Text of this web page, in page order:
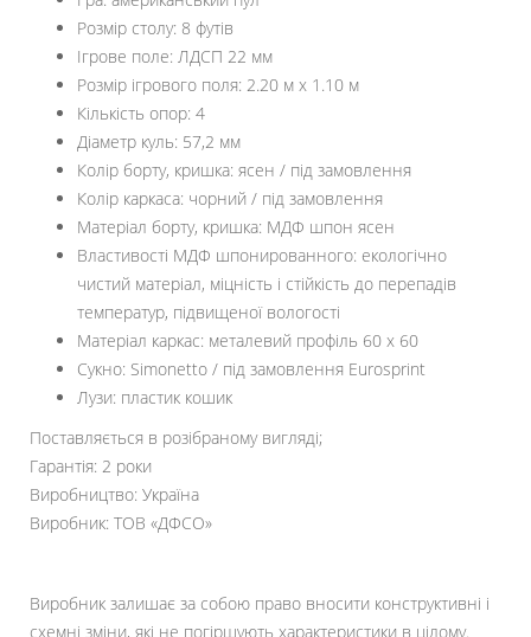
Розмір столу: 8 футів
Ігрове поле: ЛДСП 22 мм
Розмір ігрового поля: 2.20 м х 1.10 м
Кількість опор: 4
Діаметр куль: 57,2 мм
Колір борту, кришка: ясен / під замовлення
Колір каркаса: чорний / під замовлення
Матеріал борту, кришка: МДФ шпон ясен
Властивості МДФ шпонированного: екологічно
чистий матеріал, міцність і стійкість до перепадів
температур, підвищеної вологості
Матеріал каркас: металевий профіль 60 х 60
Сукно: Simonetto / під замовлення Eurosprint
Лузи: пластик кошик
Поставляється в розібраному вигляді;
Гарантія: 2 роки
Виробництво: Україна
Виробник: ТОВ «ДФСО»
Виробник залишає за собою право вносити конструктивні і
схемні зміни, які не погіршують характеристики в цілому.